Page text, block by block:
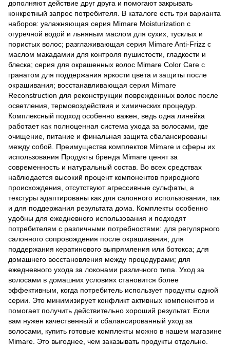
дополняют действие друг друга и помогают закрывать
конкретный запрос потребителя. В каталоге есть три варианта
наборов: увлажняющая серия Mimare Moisturization с
огуречной водой и льняным маслом для сухих, тусклых и
пористых волос; разглаживающая серия Mimare Anti-Frizz с
маслом макадамии для контроля пушистости, гладкости и
блеска; серия для окрашенных волос Mimare Color Care с
гранатом для поддержания яркости цвета и защиты после
окрашивания; восстанавливающая серия Mimare
Reconstruction для реконструкции поврежденных волос после
осветления, термовоздействия и химических процедур.
Комплексный подход особенно важен, ведь одна линейка
работает как полноценная система ухода за волосами, где
очищение, питание и финальная защита сбалансированы
между собой. Преимущества комплектов Mimare и сферы их
использования Продукты бренда Mimare ценят за
современность и натуральный состав. Во всех средствах
наблюдается высокий процент компонентов природного
происхождения, отсутствуют агрессивные сульфаты, а
текстуры адаптированы как для салонного использования, так
и для поддержания результата дома. Комплекты особенно
удобны для ежедневного использования и подходят
потребителям с различными потребностями: для регулярного
салонного сопровождения после окрашивания; для
поддержания кератинового выпрямления или ботокса; для
домашнего восстановления между процедурами; для
ежедневного ухода за локонами различного типа. Уход за
волосами в домашних условиях становится более
эффективным, когда потребитель использует продукты одной
серии. Это минимизирует конфликт активных компонентов и
помогает получить действительно хороший результат. Если
вам нужен качественный и сбалансированный уход за
волосами, купить готовые комплекты можно в нашем магазине
Mimare. Это выгоднее, чем заказывать продукты отдельно.